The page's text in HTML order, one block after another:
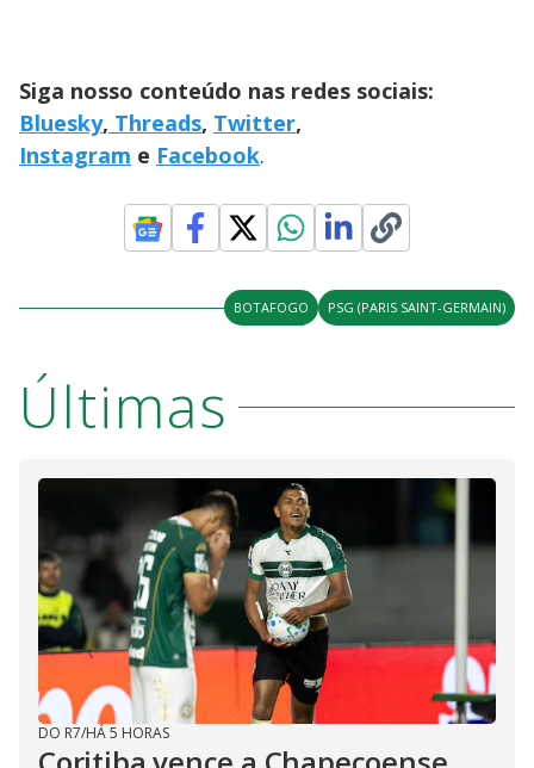
Siga nosso conteúdo nas redes sociais:
Bluesky, Threads, Twitter,
Instagram e Facebook.
BOTAFOGO PSG (PARIS SAINT-GERMAIN)
Últimas
DO R7/HÁ 5 HORAS